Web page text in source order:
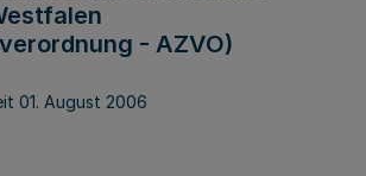
- AZVO)
01. August 2006